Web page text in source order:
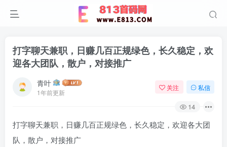
打字聊天兼职，日赚几百正规绿色，长久稳定，欢
迎各大团队，散户，对接推广
青叶
1年前更新
关注 私信
14
打字聊天兼职，日赚几百正规绿色，长久稳定，欢迎各大团
队，散户，对接推广